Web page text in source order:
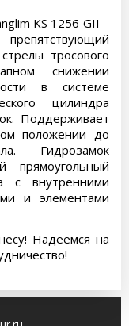
KS 1256 GII –
тросового
снижении
в системе
цилиндра
Поддерживает
положении до
Гидрозамок
прямоугольный
с внутренними
и элементами
Надеемся на